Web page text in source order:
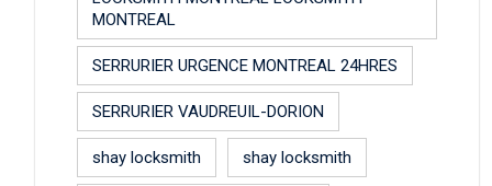
MONTREAL
SERRURIER URGENCE MONTREAL 24HRES
SERRURIER VAUDREUIL-DORION
shay locksmith shay locksmith